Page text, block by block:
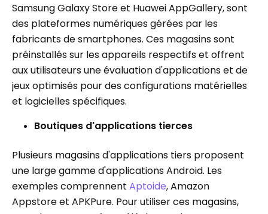
Samsung Galaxy Store et Huawei AppGallery, sont
des plateformes numériques gérées par les
fabricants de smartphones. Ces magasins sont
préinstallés sur les appareils respectifs et offrent
aux utilisateurs une évaluation d'applications et de
jeux optimisés pour des configurations matérielles
et logicielles spécifiques.
Boutiques d'applications tierces
Plusieurs magasins d'applications tiers proposent
une large gamme d'applications Android. Les
exemples comprennent Aptoide, Amazon
Appstore et APKPure. Pour utiliser ces magasins,